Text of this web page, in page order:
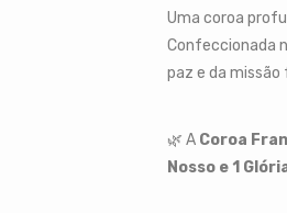
terá
Nosso Senhor Jesus
abençõe o trabalho
Uma coroa
Confeccionada
paz e da
🌿 A Coroa
Nosso e 1